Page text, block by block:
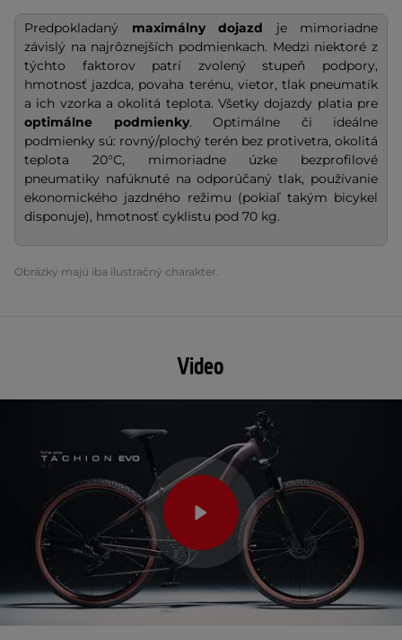
Predpokladaný maximálny dojazd je mimoriadne
závislý na najrôznejších podmienkach. Medzi niektoré z
týchto faktorov patrí zvolený stupeň podpory,
hmotnosť jazdca, povaha terénu, vietor, tlak pneumatík
a ich vzorka a okolitá teplota. Všetky dojazdy platia pre
optimálne podmienky. Optimálne či ideálne
podmienky sú: rovný/plochý terén bez protivetra, okolitá
teplota 20°C, mimoriadne úzke bezprofilové
pneumatiky nafúknuté na odporúčaný tlak, používanie
ekonomického jazdného režimu (pokiaľ takým bicykel
disponuje), hmotnosť cyklistu pod 70 kg.
Obrázky majú iba ilustračný charakter.
Video